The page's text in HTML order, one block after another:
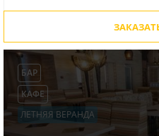
БАР
КАФЕ
ЛЕТНЯЯ ВЕРАНДА